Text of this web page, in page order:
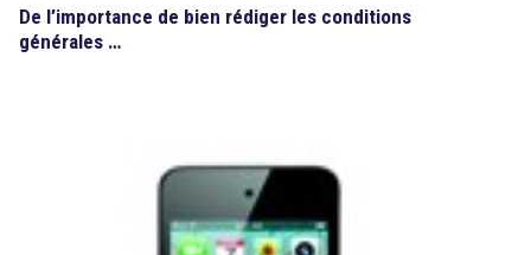
De l’importance de bien rédiger les conditions
générales …